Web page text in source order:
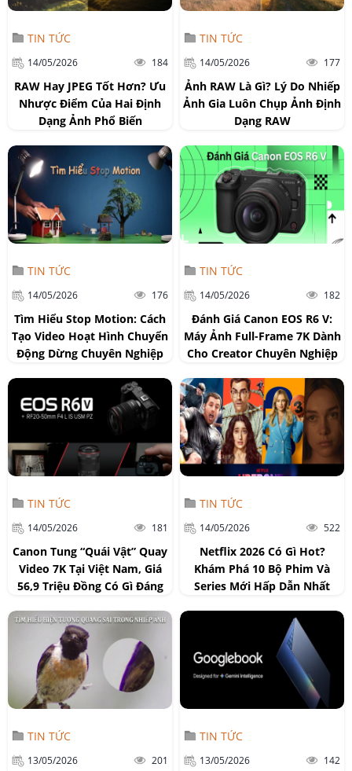
TIN TỨC
14/05/2026 184
RAW Hay JPEG Tốt Hơn? Ưu
Nhược Điểm Của Hai Định
Dạng Ảnh Phổ Biến
TIN TỨC
14/05/2026 177
Ảnh RAW Là Gì? Lý Do Nhiếp
Ảnh Gia Luôn Chụp Ảnh Định
Dạng RAW
TIN TỨC
14/05/2026 176
Tìm Hiểu Stop Motion: Cách
Tạo Video Hoạt Hình Chuyển
Động Dừng Chuyên Nghiệp
TIN TỨC
14/05/2026 182
Đánh Giá Canon EOS R6 V:
Máy Ảnh Full-Frame 7K Dành
Cho Creator Chuyên Nghiệp
TIN TỨC
14/05/2026 181
Canon Tung “Quái Vật” Quay
Video 7K Tại Việt Nam, Giá
56,9 Triệu Đồng Có Gì Đáng
TIN TỨC
14/05/2026 522
Netflix 2026 Có Gì Hot?
Khám Phá 10 Bộ Phim Và
Series Mới Hấp Dẫn Nhất
TIN TỨC
13/05/2026 201
TIN TỨC
13/05/2026 142